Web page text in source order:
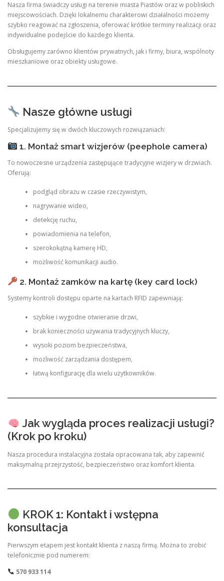
Nasza firma świadczy usługi na terenie miasta Piastów oraz w pobliskich
miejscowościach. Dzięki lokalnemu charakterowi działalności możemy
szybko reagować na zgłoszenia, oferować krótkie terminy realizacji oraz
indywidualne podejście do każdego klienta.
Obsługujemy zarówno klientów prywatnych, jak i firmy, biura, wspólnoty
mieszkaniowe oraz obiekty usługowe.
Nasze główne usługi
Specjalizujemy się w dwóch kluczowych rozwiązaniach:
1. Montaż smart wizjerów (peephole camera)
To nowoczesne urządzenia zastępujące tradycyjne wizjery w drzwiach.
Oferują:
podgląd obrazu w czasie rzeczywistym,
nagrywanie wideo,
detekcję ruchu,
powiadomienia na telefon,
szerokokątną kamerę HD,
możliwość komunikacji audio.
2. Montaż zamków na kartę (key card lock)
Systemy kontroli dostępu oparte na kartach RFID zapewniają:
szybkie i wygodne otwieranie drzwi,
brak konieczności używania tradycyjnych kluczy,
wysoki poziom bezpieczeństwa,
możliwość zarządzania dostępem,
łatwą konfigurację dla wielu użytkowników.
Jak wygląda proces realizacji usługi?
(Krok po kroku)
Nasza procedura instalacyjna została opracowana tak, aby zapewnić
maksymalną przejrzystość, bezpieczeństwo oraz komfort klienta.
KROK 1: Kontakt i wstępna
konsultacja
Pierwszym etapem jest kontakt klienta z naszą firmą. Można to zrobić
telefonicznie pod numerem:
570 933 114